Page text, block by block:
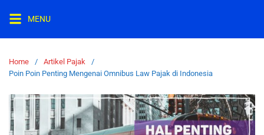
MENU
Home
Artikel Pajak
Poin Poin Penting Mengenai Omnibus Law Pajak di Indonesia